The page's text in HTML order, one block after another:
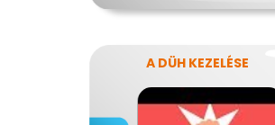
A DÜH KEZELÉSE